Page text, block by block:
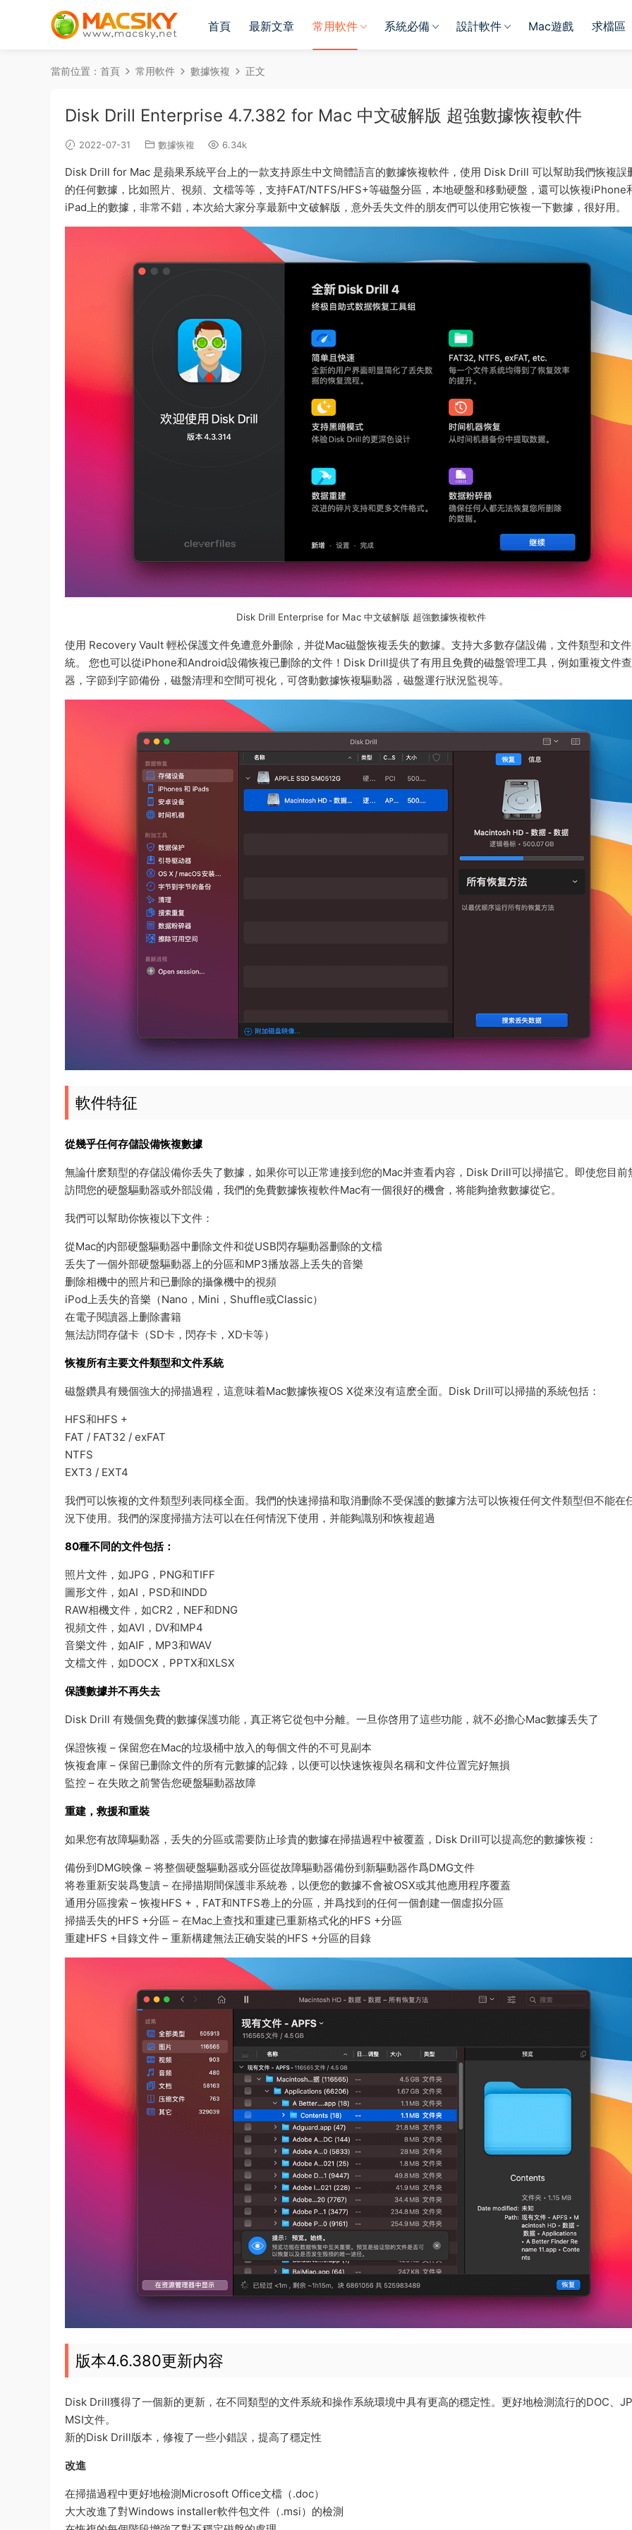
首頁 最新文章 常用軟件 系統必備 設計軟件 Mac遊戲 求檔區
當前位置： 首頁 常用軟件 數據恢複 正文
Disk Drill Enterprise 4.7.382 for Mac 中文破解版 超強數據恢複軟件
2022-07-31 數據恢複 6.34k
Disk Drill for Mac 是蘋果系統平台上的一款支持原生中文簡體語言的數據恢複軟件，使用 Disk Drill 可以幫助我們恢複誤
的任何數據，比如照片、視頻、文檔等等，支持FAT/NTFS/HFS+等磁盤分區，本地硬盤和移動硬盤，還可以恢複iPhone
iPad上的數據，非常不錯，本次給大家分享最新中文破解版，意外丢失文件的朋友們可以使用它恢複一下數據，很好用。
Disk Drill Enterprise for Mac 中文破解版 超強數據恢複軟件
使用 Recovery Vault 輕松保護文件免遭意外删除，并從Mac磁盤恢複丢失的數據。支持大多數存儲設備，文件類型和文
統。 您也可以從iPhone和Android設備恢複已删除的文件！Disk Drill提供了有用且免費的磁盤管理工具，例如重複文件
器，字節到字節備份，磁盤清理和空間可視化，可啓動數據恢複驅動器，磁盤運行狀況監視等。
軟件特征
從幾乎任何存儲設備恢複數據
無論什麽類型的存儲設備你丢失了數據，如果你可以正常連接到您的Mac并查看内容，Disk Drill可以掃描它。即使您目前
訪問您的硬盤驅動器或外部設備，我們的免費數據恢複軟件Mac有一個很好的機會，将能夠搶救數據從它。
我們可以幫助你恢複以下文件：
從Mac的内部硬盤驅動器中删除文件和從USB閃存驅動器删除的文檔
丢失了一個外部硬盤驅動器上的分區和MP3播放器上丢失的音樂
删除相機中的照片和已删除的攝像機中的視頻
iPod上丢失的音樂（Nano，Mini，Shuffle或Classic）
在電子閱讀器上删除書籍
無法訪問存儲卡（SD卡，閃存卡，XD卡等）
恢複所有主要文件類型和文件系統
磁盤鑽具有幾個強大的掃描過程，這意味着Mac數據恢複OS X從來沒有這麽全面。Disk Drill可以掃描的系統包括：
HFS和HFS +
FAT / FAT32 / exFAT
NTFS
EXT3 / EXT4
我們可以恢複的文件類型列表同樣全面。我們的快速掃描和取消删除不受保護的數據方法可以恢複任何文件類型但不能在
況下使用。我們的深度掃描方法可以在任何情況下使用，并能夠識别和恢複超過
80種不同的文件包括：
照片文件，如JPG，PNG和TIFF
圖形文件，如AI，PSD和INDD
RAW相機文件，如CR2，NEF和DNG
視頻文件，如AVI，DV和MP4
音樂文件，如AIF，MP3和WAV
文檔文件，如DOCX，PPTX和XLSX
保護數據并不再失去
Disk Drill 有幾個免費的數據保護功能，真正将它從包中分離。一旦你啓用了這些功能，就不必擔心Mac數據丢失了
保證恢複 – 保留您在Mac的垃圾桶中放入的每個文件的不可見副本
恢複倉庫 – 保留已删除文件的所有元數據的記錄，以便可以快速恢複與名稱和文件位置完好無損
監控 – 在失敗之前警告您硬盤驅動器故障
重建，救援和重裝
如果您有故障驅動器，丢失的分區或需要防止珍貴的數據在掃描過程中被覆蓋，Disk Drill可以提高您的數據恢複：
備份到DMG映像 – 将整個硬盤驅動器或分區從故障驅動器備份到新驅動器作爲DMG文件
将卷重新安裝爲隻讀 – 在掃描期間保護非系統卷，以便您的數據不會被OSX或其他應用程序覆蓋
通用分區搜索 – 恢複HFS +，FAT和NTFS卷上的分區，并爲找到的任何一個創建一個虛拟分區
掃描丢失的HFS +分區 – 在Mac上查找和重建已重新格式化的HFS +分區
重建HFS +目錄文件 – 重新構建無法正确安裝的HFS +分區的目錄
版本4.6.380更新内容
Disk Drill獲得了一個新的更新，在不同類型的文件系統和操作系統環境中具有更高的穩定性。更好地檢測流行的DOC、
MSI文件。
新的Disk Drill版本，修複了一些小錯誤，提高了穩定性
改進
在掃描過程中更好地檢測Microsoft Office文檔（.doc）
大大改進了對Windows installer軟件包文件（.msi）的檢測